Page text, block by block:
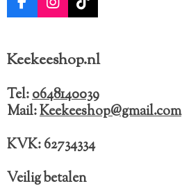
F
a
b
o
k
I
n
a
r
a
m
T
i
o
Keekeeshop.nl
Tel:0648140039
Mail:Keekeeshop@gmail.com
KVK: 62734334
Veilig betalen